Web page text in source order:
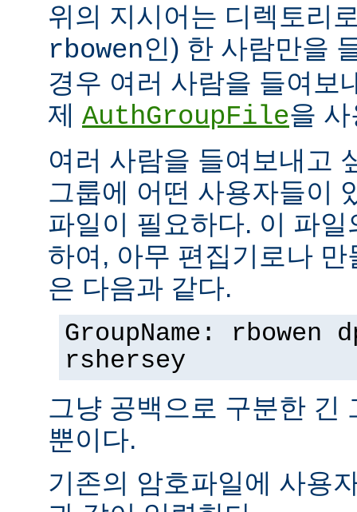
위의 지시어는 디렉토리
rbowen인) 한 사람만을
경우 여러 사람을 들여보
제 AuthGroupFile을
여러 사람을 들여보내고
그룹에 어떤 사용자들이
파일이 필요하다. 이 파
하여, 아무 편집기로나
은 다음과 같다.
GroupName: rbowen
rshersey
그냥 공백으로 구분한 긴
뿐이다.
기존의 암호파일에 사용